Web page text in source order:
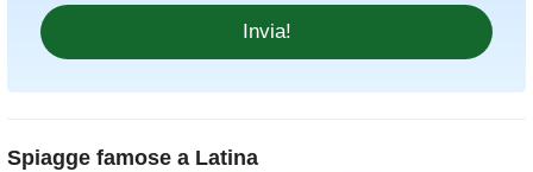
Spiagge famose a Latina